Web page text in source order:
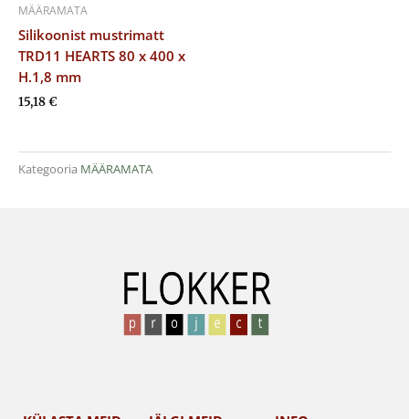
Kategooria MÄÄRAMATA
MÄÄRAMATA
Silikoonist mustrimatt
TRD11 HEARTS 80 x 400 x
H.1,8 mm
15,18€